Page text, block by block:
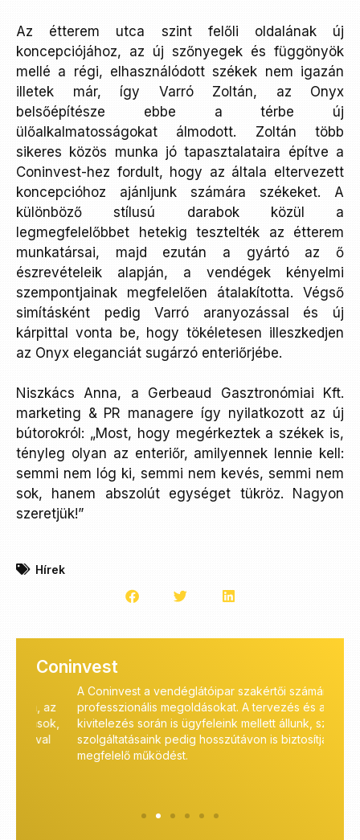
Az étterem utca szint felőli oldalának új
koncepciójához, az új szőnyegek és függönyök
mellé a régi, elhasználódott székek nem igazán
illetek már, így Varró Zoltán, az Onyx
belsőépítésze ebbe a térbe új
ülőalkalmatosságokat álmodott. Zoltán több
sikeres közös munka jó tapasztalataira építve a
Coninvest-hez fordult, hogy az általa eltervezett
koncepcióhoz ajánljunk számára székeket. A
különböző stílusú darabok közül a
legmegfelelőbbet hetekig tesztelték az étterem
munkatársai, majd ezután a gyártó az ő
észrevételeik alapján, a vendégek kényelmi
szempontjainak megfelelően átalakította. Végső
simításként pedig Varró aranyozással és új
kárpittal vonta be, hogy tökéletesen illeszkedjen
az Onyx eleganciát sugárzó enteriőrjébe.
Niszkács Anna, a Gerbeaud Gasztronómiai Kft.
marketing & PR managere így nyilatkozott az új
bútorokról: „Most, hogy megérkeztek a székek is,
tényleg olyan az enteriőr, amilyennek lennie kell:
semmi nem lóg ki, semmi nem kevés, semmi nem
sok, hanem abszolút egységet tükröz. Nagyon
szeretjük!”
Hírek
Coninvest
A Coninvest a vendéglátóipar szakértői számára kínál
professzionális megoldásokat. A tervezés és a
kivitelezés során is ügyfeleink mellett állunk, szerviz
szolgáltatásaink pedig hosszútávon is biztosítják a
megfelelő működést.